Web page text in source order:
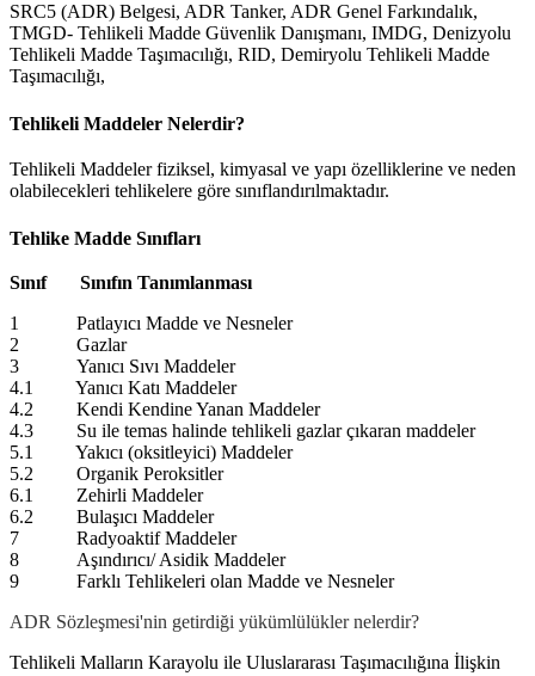
SRC5 (ADR) Belgesi, ADR Tanker, ADR Genel Farkındalık,
TMGD- Tehlikeli Madde Güvenlik Danışmanı, IMDG, Denizyolu
Tehlikeli Madde Taşımacılığı, RID, Demiryolu Tehlikeli Madde
Taşımacılığı,
Tehlikeli Maddeler Nelerdir?
Tehlikeli Maddeler fiziksel, kimyasal ve yapı özelliklerine ve neden
olabilecekleri tehlikelere göre sınıflandırılmaktadır.
Tehlike Madde Sınıfları
Sınıf Sınıfın Tanımlanması
1 Patlayıcı Madde ve Nesneler
2 Gazlar
3 Yanıcı Sıvı Maddeler
4.1 Yanıcı Katı Maddeler
4.2 Kendi Kendine Yanan Maddeler
4.3 Su ile temas halinde tehlikeli gazlar çıkaran maddeler
5.1 Yakıcı (oksitleyici) Maddeler
5.2 Organik Peroksitler
6.1 Zehirli Maddeler
6.2 Bulaşıcı Maddeler
7 Radyoaktif Maddeler
8 Aşındırıcı/ Asidik Maddeler
9 Farklı Tehlikeleri olan Madde ve Nesneler
ADR Sözleşmesi'nin getirdiği yükümlülükler nelerdir?
Tehlikeli Malların Karayolu ile Uluslararası Taşımacılığına İlişkin